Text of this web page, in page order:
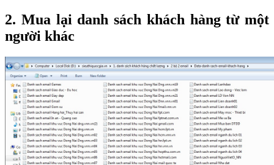
2. Mua lại danh sách khách hàng từ một
người khác